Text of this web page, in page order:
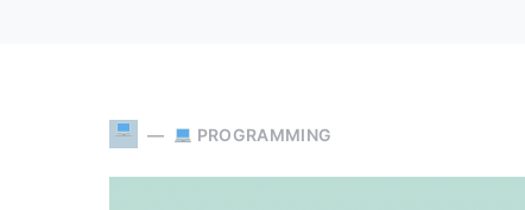
PROGRAMMING